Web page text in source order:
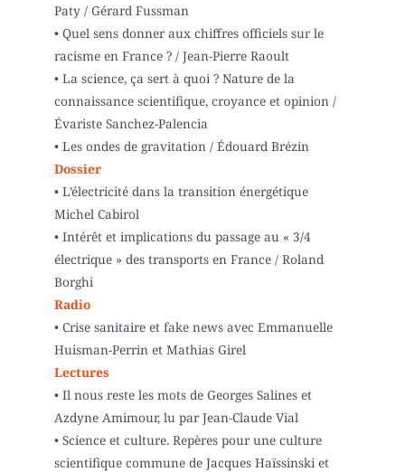
Paty / Gérard Fussman
• Quel sens donner aux chiffres officiels sur le
racisme en France ? / Jean-Pierre Raoult
• La science, ça sert à quoi ? Nature de la
connaissance scientifique, croyance et opinion /
Évariste Sanchez-Palencia
• Les ondes de gravitation / Édouard Brézin
Dossier
• L’électricité dans la transition énergétique
Michel Cabirol
• Intérêt et implications du passage au « 3/4
électrique » des transports en France / Roland
Borghi
Radio
• Crise sanitaire et fake news avec Emmanuelle
Huisman-Perrin et Mathias Girel
Lectures
• Il nous reste les mots de Georges Salines et
Azdyne Amimour, lu par Jean-Claude Vial
• Science et culture. Repères pour une culture
scientifique commune de Jacques Haïssinski et